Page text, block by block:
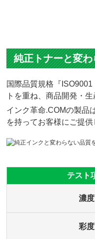
純正トナーと変
国際品質規格『
トを重ね、商品開発・
インク革命.COMの製品
を持ってお客様にご提供
テスト
濃度
彩度